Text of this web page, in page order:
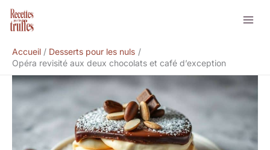
Aller
Accueil
Desserts pour les nuls
Opéra revisité aux deux chocolats et café d’exception
Rechercher